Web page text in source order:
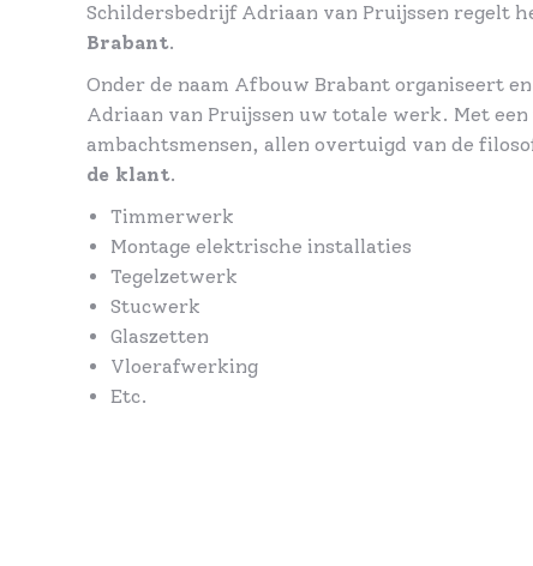
Schildersbedrijf Adriaan van Pruijssen regelt
Brabant.
Onder de naam Afbouw Brabant organiseert
Adriaan van Pruijssen uw totale werk. Met
ambachtsmensen, allen overtuigd van de
de klant.
Timmerwerk
Montage elektrische installaties
Tegelzetwerk
Stucwerk
Glaszetten
Vloerafwerking
Etc.